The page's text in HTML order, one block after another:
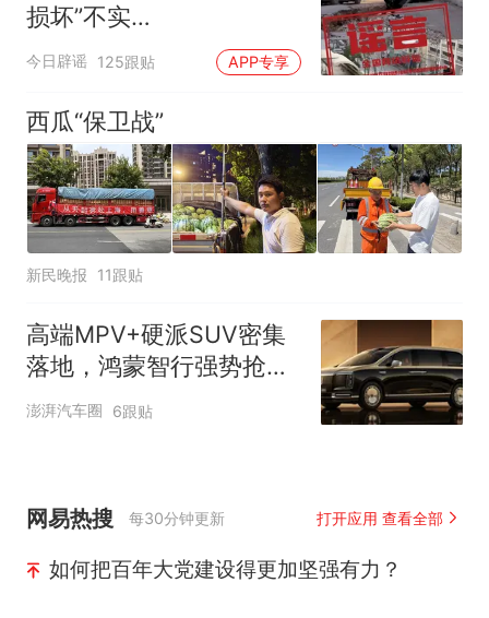
损坏”不实
（2026·08·06）
今日辟谣 125跟贴 APP专享
西瓜“保卫战”
新民晚报 11跟贴
高端MPV+硬派SUV密集
落地，鸿蒙智行强势抢占
自主高端市场制高点
澎湃汽车圈 6跟贴
网易热搜 每30分钟更新 打开应用 查看全部
如何把百年大党建设得更加坚强有力？